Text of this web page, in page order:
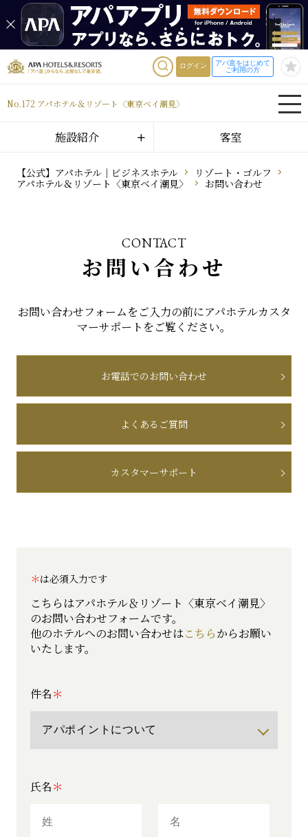
ログイン
アパ直をはじめて
ご利用の方
No.172 アパホテル＆リゾート〈東京ベイ潮見〉
施設紹介 客室
【公式】アパホテル｜ビジネスホテル
リゾート・ゴルフ
アパホテル＆リゾート〈東京ベイ潮見〉
お問い合わせ
CONTACT
お問い合わせ
お問い合わせフォームをご入力の前にアパホテルカスタ
マーサポートをご覧ください。
お電話でのお問い合わせ
よくあるご質問
カスタマーサポート
は必須入力です
こちらはアパホテル＆リゾート〈東京ベイ潮見〉
のお問い合わせフォームです。
他のホテルへのお問い合わせはこちらからお願い
いたします。
件名
氏名